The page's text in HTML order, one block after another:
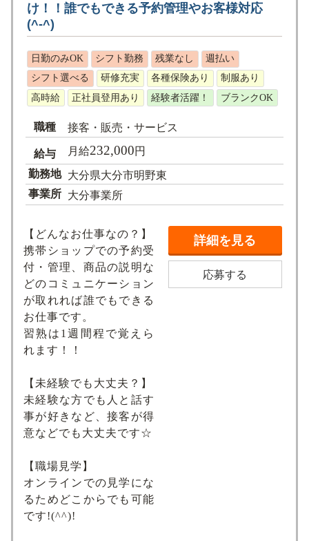
け！！誰でもできる予約管理やお客様対応
(^-^)
日勤のみOK シフト勤務 残業なし
週払い
シフト選べる
研修充実 各種保険あり
制服あり
高時給
正社員登用あり 経験者活躍！ ブランクOK
職種 接客・販売・サービス
給与 月給232,000円
勤務地 大分県大分市明野東
事業所 大分事業所
【どんなお仕事なの？】
携帯ショップでの予約受
付・管理、商品の説明な
どのコミュニケーション
が取れれば誰でもできる
お仕事です。
習熟は1週間程で覚えら
れます！！
【未経験でも大丈夫？】
未経験な方でも人と話す
事が好きなど、接客が得
意などでも大丈夫です☆
【職場見学】
オンラインでの見学にな
るためどこからでも可能
です!(^^)!
詳細を見る
応募する